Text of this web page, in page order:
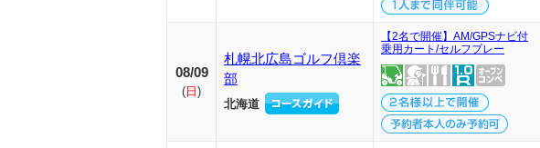
08/09
( 日 )
札幌北広島ゴルフ倶楽
部
北海道
【2名で開催】AM/GPSナビ付
乗用カート/セルフプレー